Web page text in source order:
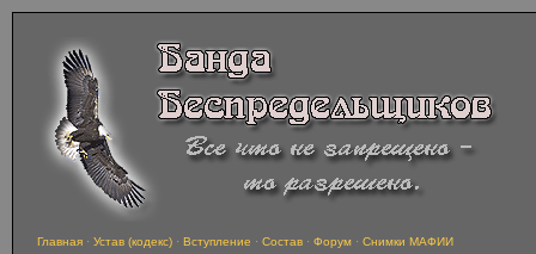
Главная · Устав (кодекс) · Вступление · Состав · Форум · Снимки МАФИИ